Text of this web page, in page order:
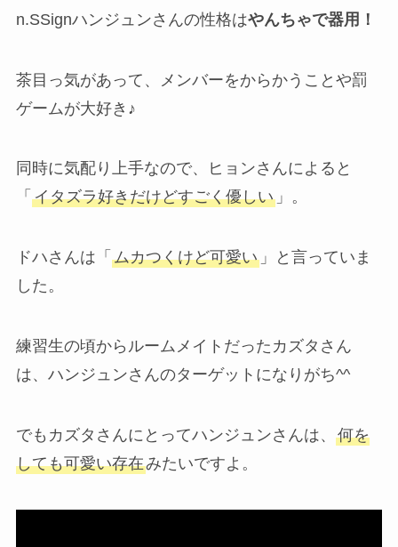
n.SSignハンジュンさんの性格はやんちゃで器用！
茶目っ気があって、メンバーをからかうことや罰
ゲームが大好き♪
同時に気配り上手なので、ヒョンさんによると
「 イタズラ好きだけどすごく優しい」。
ドハさんは「 ムカつくけど可愛い」と言っていま
した。
練習生の頃からルームメイトだったカズタさん
は、ハンジュンさんのターゲットになりがち^^
でもカズタさんにとってハンジュンさんは、 何を
しても可愛い存在みたいですよ。